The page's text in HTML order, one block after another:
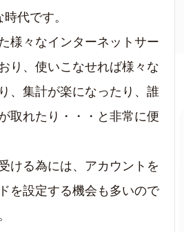
代です。
様々なインターネットサー
り、使いこなせれば様々な
、集計が楽になったり、誰
取れたり・・・と非常に便
ける為には、アカウントを
を設定する機会も多いので